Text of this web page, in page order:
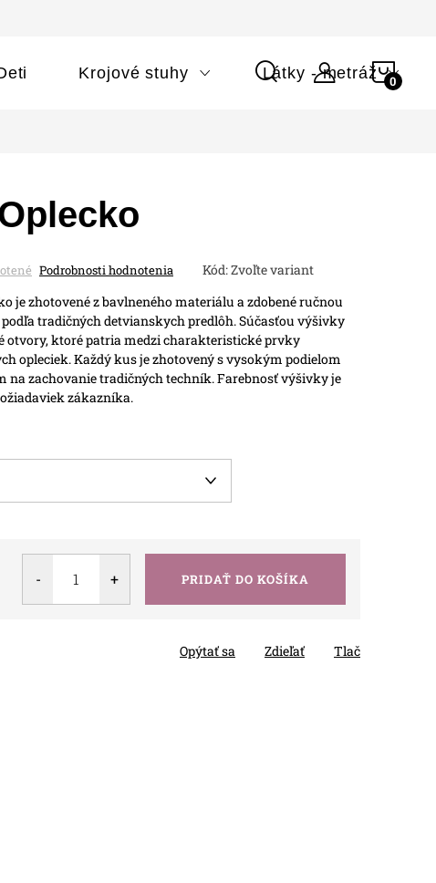
Krojové stuhy Látky - metráž
Podrobnosti hodnotenia Kód:Zvoľte variant
je zhotovené z bavlneného materiálu a zdobené ručnou
tradičných detvianskych predlôh.Súčasťou výšivky
otvory, ktoré patria medzi charakteristické prvky
opleciek. Každý kus je zhotovený s vysokým podielom
na zachovanie tradičných techník.Farebnosť výšivky je
zákazníka.
PRIDAŤ DO KOŠÍKA
Tlač
Opýtať sa Zdieľať